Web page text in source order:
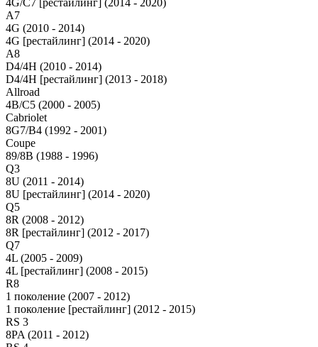
4G/C7 [рестайлинг] (2014 - 2020)
A7
4G (2010 - 2014)
4G [рестайлинг] (2014 - 2020)
A8
D4/4H (2010 - 2014)
D4/4H [рестайлинг] (2013 - 2018)
Allroad
4B/C5 (2000 - 2005)
Cabriolet
8G7/B4 (1992 - 2001)
Coupe
89/8B (1988 - 1996)
Q3
8U (2011 - 2014)
8U [рестайлинг] (2014 - 2020)
Q5
8R (2008 - 2012)
8R [рестайлинг] (2012 - 2017)
Q7
4L (2005 - 2009)
4L [рестайлинг] (2008 - 2015)
R8
1 поколение (2007 - 2012)
1 поколение [рестайлинг] (2012 - 2015)
RS 3
8PA (2011 - 2012)